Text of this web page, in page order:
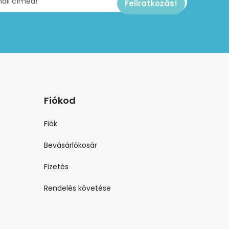
Fiókod
Fiók
Bevásárlókosár
Fizetés
Rendelés követése